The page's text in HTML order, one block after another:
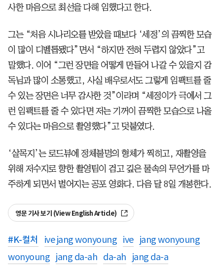
사한 마음으로 최선을 다해 임했다고 한다.
그는 “처음 시나리오를 받았을 때보다 ‘세정’의 끔찍한 모습
이 많이 디벨롭됐다”면서 “하지만 전혀 두렵지 않았다”고
말했다. 이어 “그런 장면을 어떻게 만들어 나갈 수 있을지 감
독님과 많이 소통했고, 사실 배우로서도 그렇게 임팩트를 줄
수 있는 장면은 너무 감사한 것”이라며 “세정이가 극에서 그
런 임팩트를 줄 수 있다면 저는 기꺼이 끔찍한 모습으로 나올
수 있다는 마음으로 촬영했다”고 덧붙였다.
‘살목지’는 로드뷰에 정체불명의 형체가 찍히고, 재촬영을
위해 저수지로 향한 촬영팀이 검고 깊은 물속의 무언가를 마
주하게 되면서 벌어지는 공포 영화다. 다음 달 8일 개봉한다.
영문 기사 보기 (View English Article)
#K-컬처 ive jang wonyoung ive jang wonyoung
wonyoung jang da-ah da-ah jang da-a